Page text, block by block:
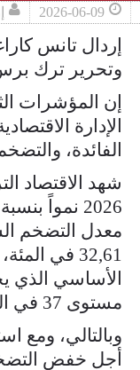
2026-06-09
إردال تانس
وتحرير ترك
إن المؤشرات
الإدارة
الفائدة،
شهد الاقتصاد
معدل التضخم
32,61 في
الأساسي الذي
مستوى 37 في المئة.
وبالتالي، ومع
أجل خفض